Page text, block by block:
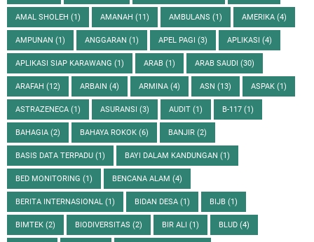
AMAL SHOLEH (1) AMANAH (11) AMBULANS (1) AMERIKA (4)
AMPUNAN (1) ANGGARAN (1) APEL PAGI (3) APLIKASI (4)
APLIKASI SIAP KARAWANG (1) ARAB (1) ARAB SAUDI (30)
ARAFAH (12) ARBAIN (4) ARMINA (4) ASN (13) ASPAK (1)
ASTRAZENECA (1) ASURANSI (3) AUDIT (1) B-117 (1)
BAHAGIA (2) BAHAYA ROKOK (6) BANJIR (2)
BASIS DATA TERPADU (1) BAYI DALAM KANDUNGAN (1)
BED MONITORING (1) BENCANA ALAM (4)
BERITA INTERNASIONAL (1) BIDAN DESA (1) BIJB (1)
BIMTEK (2) BIODIVERSITAS (2) BIR ALI (1) BLUD (4)